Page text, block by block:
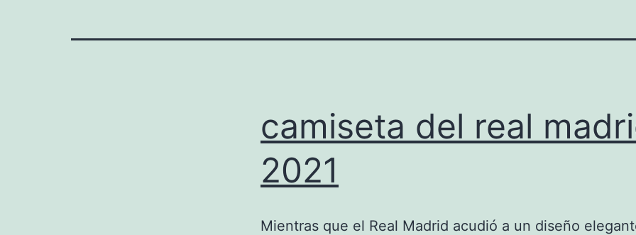
camiseta del real
2021
Mientras que el Real Madrid acudió a un diseño